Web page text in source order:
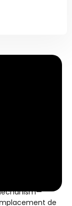
votre visage
—
de